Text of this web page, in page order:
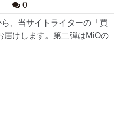
0
、当サイトライターの「買
届けします。第二弾はMiOの